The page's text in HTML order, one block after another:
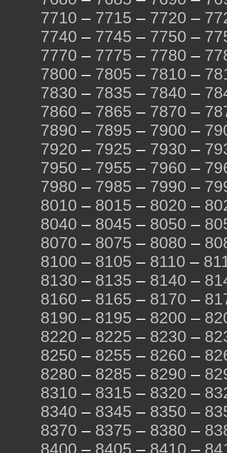
7710 – 7715 – 7720 –
7740 – 7745 – 7750 –
7770 – 7775 – 7780 –
7800 – 7805 – 7810 –
7830 – 7835 – 7840 –
7860 – 7865 – 7870 –
7890 – 7895 – 7900 –
7920 – 7925 – 7930 –
7950 – 7955 – 7960 –
7980 – 7985 – 7990 –
8010 – 8015 – 8020 –
8040 – 8045 – 8050 –
8070 – 8075 – 8080 –
8100 – 8105 – 8110 –
8130 – 8135 – 8140 –
8160 – 8165 – 8170 –
8190 – 8195 – 8200 –
8220 – 8225 – 8230 –
8250 – 8255 – 8260 –
8280 – 8285 – 8290 –
8310 – 8315 – 8320 –
8340 – 8345 – 8350 –
8370 – 8375 – 8380 –
8400 – 8405 – 8410 –